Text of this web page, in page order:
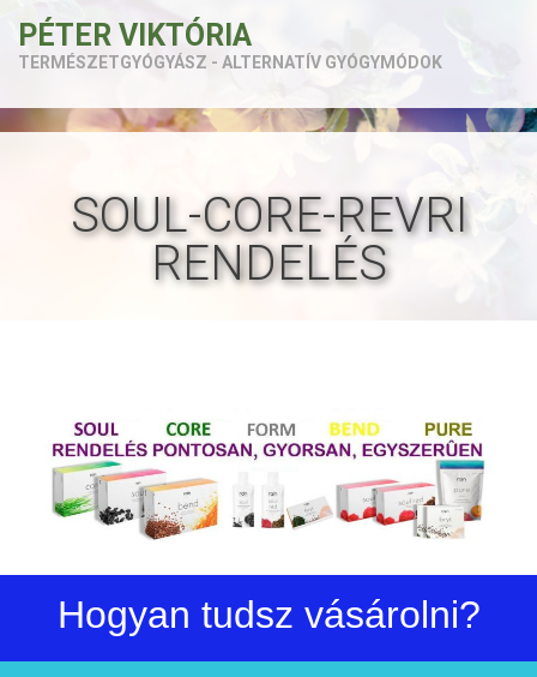
PÉTER VIKTÓRIA
TERMÉSZETGYÓGYÁSZ - ALTERNATÍV GYÓGYMÓDOK
SOUL-CORE-REVRI
RENDELÉS
Hogyan tudsz vásárolni?